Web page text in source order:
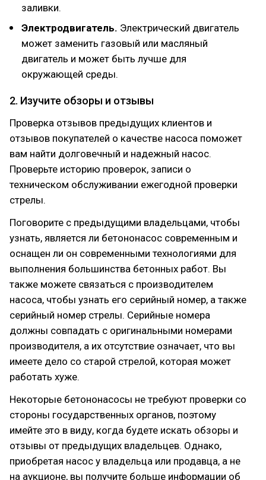
заливки.
Электродвигатель. Электрический двигатель
может заменить газовый или масляный
двигатель и может быть лучше для
окружающей среды.
2. Изучите обзоры и отзывы
Проверка отзывов предыдущих клиентов и
отзывов покупателей о качестве насоса поможет
вам найти долговечный и надежный насос.
Проверьте историю проверок, записи о
техническом обслуживании ежегодной проверки
стрелы.
Поговорите с предыдущими владельцами, чтобы
узнать, является ли бетононасос современным и
оснащен ли он современными технологиями для
выполнения большинства бетонных работ. Вы
также можете связаться с производителем
насоса, чтобы узнать его серийный номер, а также
серийный номер стрелы. Серийные номера
должны совпадать с оригинальными номерами
производителя, а их отсутствие означает, что вы
имеете дело со старой стрелой, которая может
работать хуже.
Некоторые бетононасосы не требуют проверки со
стороны государственных органов, поэтому
имейте это в виду, когда будете искать обзоры и
отзывы от предыдущих владельцев. Однако,
приобретая насос у владельца или продавца, а не
на аукционе, вы получите больше информации об